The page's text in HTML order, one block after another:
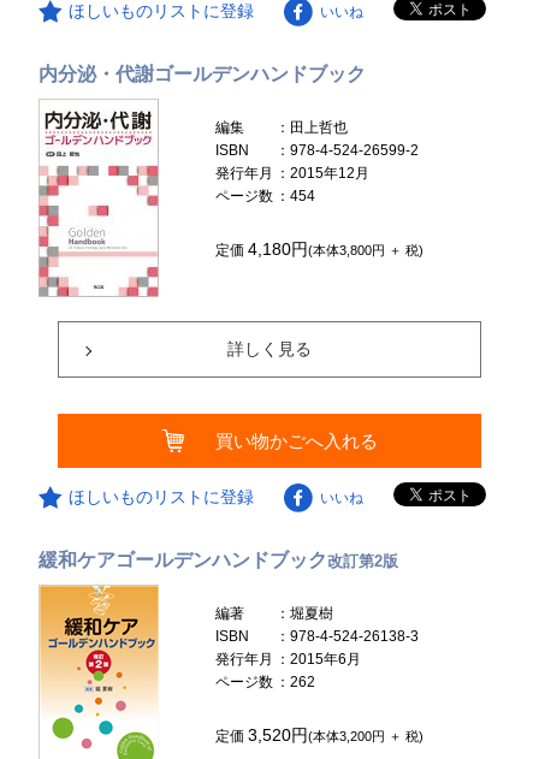
ほしいものリストに登録 いいね
内分泌・代謝ゴールデンハンドブック
編集
：田上哲也
ISBN
：978-4-524-26599-2
発行年月
：2015年12月
ページ数 ：454
定価4,180円(本体3,800円 ＋ 税)
詳しく見る
買い物かごへ入れる
ほしいものリストに登録 いいね
緩和ケアゴールデンハンドブック改訂第2版
編著
：堀夏樹
ISBN
：978-4-524-26138-3
発行年月
：2015年6月
ページ数 ：262
定価3,520円(本体3,200円 ＋ 税)